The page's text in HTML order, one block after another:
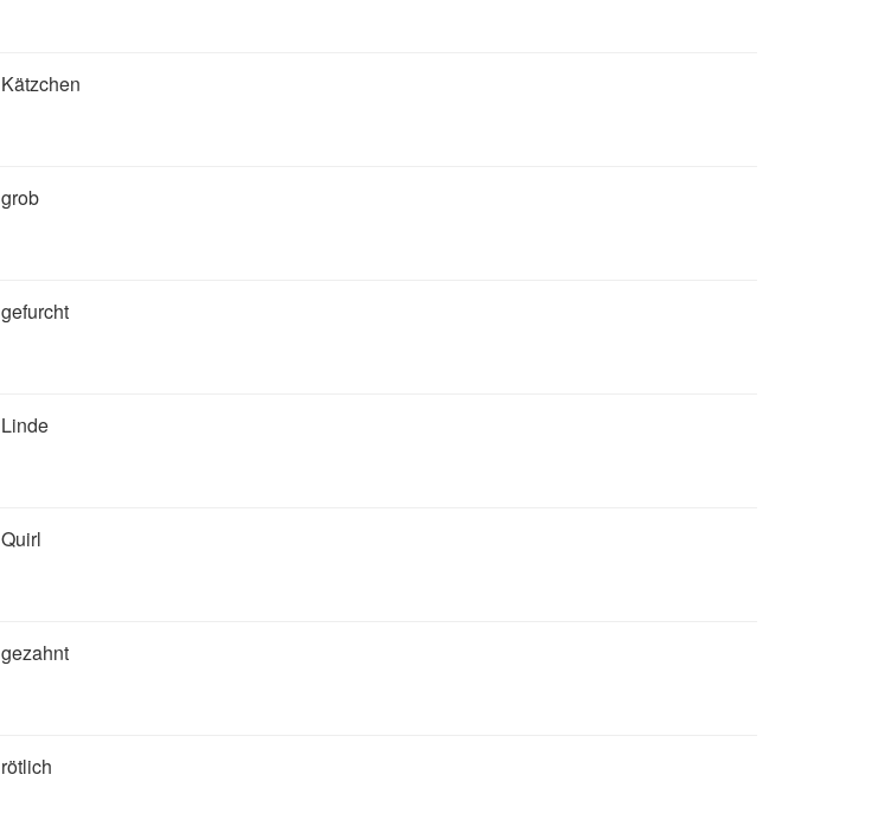
Kätzchen
grob
gefurcht
Linde
Quirl
gezahnt
rötlich